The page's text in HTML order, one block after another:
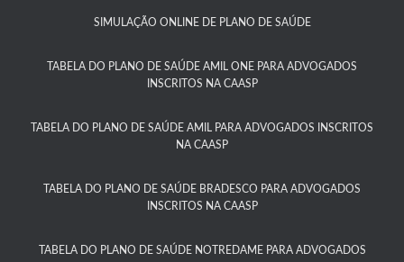
SIMULAÇÃO ONLINE DE PLANO DE SAÚDE
TABELA DO PLANO DE SAÚDE AMIL ONE PARA ADVOGADOS
INSCRITOS NA CAASP​
TABELA DO PLANO DE SAÚDE AMIL PARA ADVOGADOS INSCRITOS
NA CAASP​
TABELA DO PLANO DE SAÚDE BRADESCO PARA ADVOGADOS
INSCRITOS NA CAASP​
TABELA DO PLANO DE SAÚDE NOTREDAME PARA ADVOGADOS